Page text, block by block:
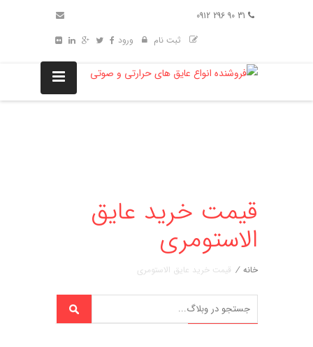
ثبت نام
ورود
قیمت خرید عایق
الاستومری
خانه / قیمت خرید عایق الاستومری